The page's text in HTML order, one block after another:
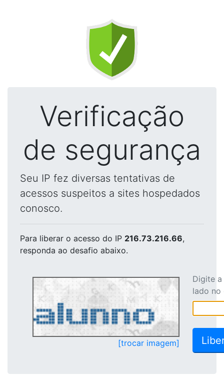
Verificação
de segurança
Seu IP fez diversas tentativas de
acessos suspeitos a sites hospedados
conosco.
Para liberar o acesso do IP 216.73.216.66,
responda ao desafio abaixo.
[trocar imagem]
Digite
lado no